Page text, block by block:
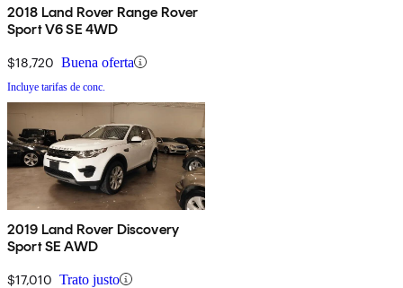
2018 Land Rover Range Rover
Sport V6 SE 4WD
$18,720 Buena oferta
Incluye tarifas de conc.
2019 Land Rover Discovery
Sport SE AWD
$17,010 Trato justo